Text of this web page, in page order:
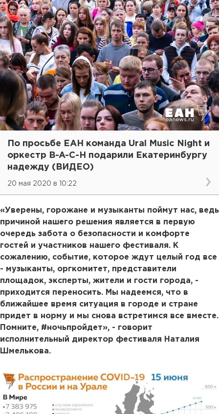
По просьбе ЕАН команда Ural Music Night и
оркестр B-A-C-H подарили Екатеринбургу
надежду (ВИДЕО)
20 мая 2020 в 10:22
«Уверены, горожане и музыканты поймут нас, ведь
причиной нашего решения является в первую
очередь забота о безопасности и комфорте
гостей и участников нашего фестиваля. К
сожалению, событие, которое ждут целый год все
- музыканты, оргкомитет, представители
площадок, эксперты, жители и гости города, -
приходится переносить. Мы надеемся, что в
ближайшее время ситуация в городе и стране
придет в норму и мы снова встретимся все вместе.
Помните, #ночьпройдет», - говорит
исполнительный директор фестиваля Наталия
Шмелькова.